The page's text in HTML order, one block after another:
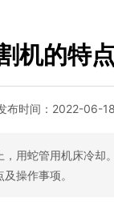
机的特
布时间： 2022-06-18
用蛇管用机床冷
操作事项。